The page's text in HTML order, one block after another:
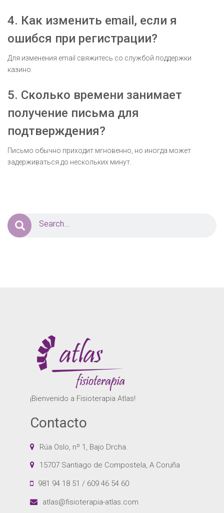
4. Как изменить email, если я
ошибся при регистрации?
Для изменения email свяжитесь со службой поддержки
казино.
5. Сколько времени занимает
получение письма для
подтверждения?
Письмо обычно приходит мгновенно, но иногда может
задерживаться до нескольких минут.
¡Bienvenido a Fisioterapia Atlas!
Contacto
Rúa Oslo, nº 1, Bajo Drcha.
15707 Santiago de Compostela, A Coruña
981 94 18 51 / 609 46 54 60
atlas@fisioterapia-atlas.com